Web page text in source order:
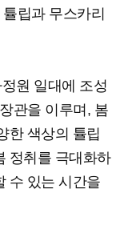
립과 무스카리
원 일대에 조성
관을 이루며, 봄
한 색상의 튤립
정취를 극대화하
수 있는 시간을